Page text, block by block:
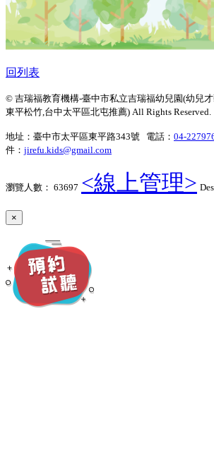
回列表
© 吉瑞福教育機構-臺中市私立吉瑞福幼兒園(幼兒
東平松竹,台中太平區北屯推薦) All Rights Reserved.
地址：臺中市太平區東平路343號 電話： 04-
件： jirefu.kids@gmail.com
瀏覽人數： 63697 <線上管理>
×